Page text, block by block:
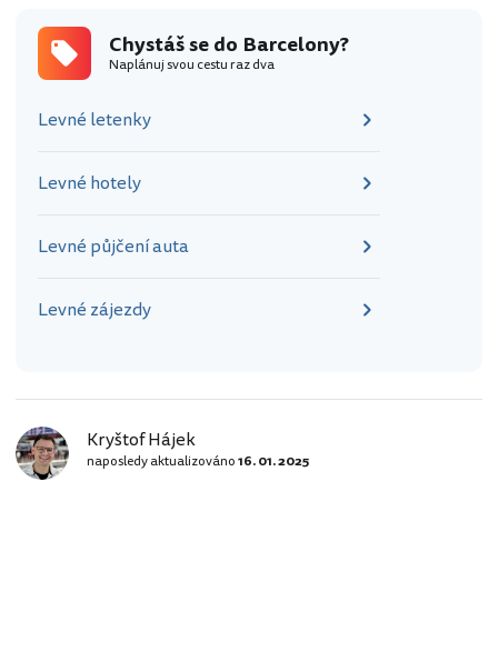
Chystáš se do Barcelony?
Naplánuj svou cestu raz dva
Levné letenky
Levné hotely
Levné půjčení auta
Levné zájezdy
Kryštof Hájek
naposledy aktualizováno16. 01. 2025